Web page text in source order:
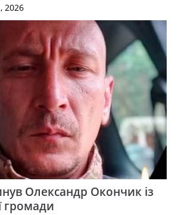
2026
Олександр Окончик із
громади